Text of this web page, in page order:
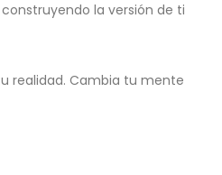
la versión de ti
realidad. Cambia tu mente